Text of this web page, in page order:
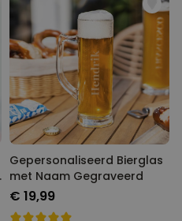
Gepersonaliseerd Bierglas
met Naam Gegraveerd
€ 19,99